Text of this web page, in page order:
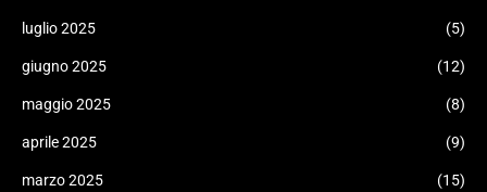
luglio 2025 (5)
giugno 2025 (12)
maggio 2025 (8)
aprile 2025 (9)
marzo 2025 (15)